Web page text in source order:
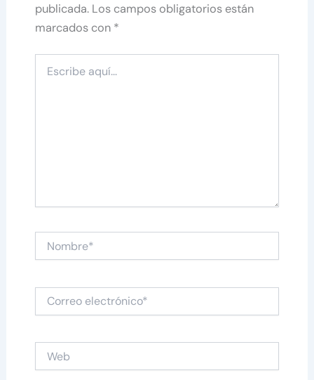
publicada. Los campos obligatorios están
marcados con *
aquí...
Correo
electrónico*